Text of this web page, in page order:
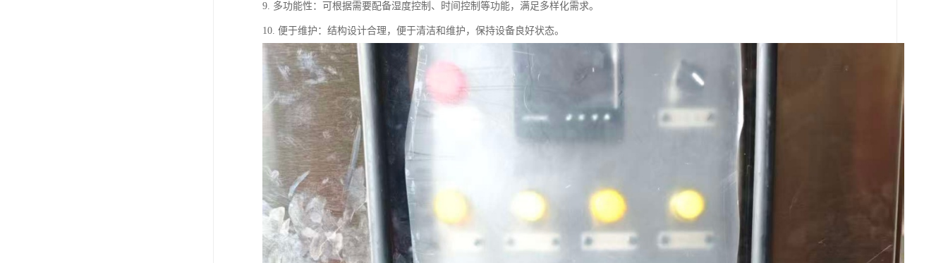
9. 多功能性：可根据需要配备湿度控制、时间控制等功能，满足多样化需求。
10. 便于维护：结构设计合理，便于清洁和维护，保持设备良好状态。